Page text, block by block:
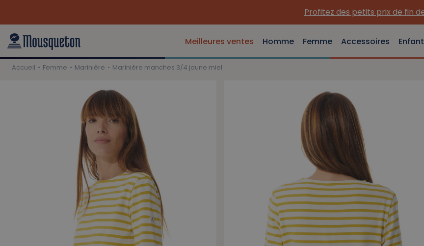
Profitez des petits prix de fin de saison !
Meilleures ventes Homme Femme Accessoires Enfant
Accueil Femme Marinière Marinière manches 3/4 jaune miel